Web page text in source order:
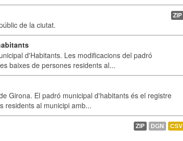
de la ciutat.
ZIP
d'Habitants. Les modificacions del padró
baixes de persones residents al...
Girona. El padró municipal d'habitants és el registre
residents al municipi amb...
ZIP DGN CSV